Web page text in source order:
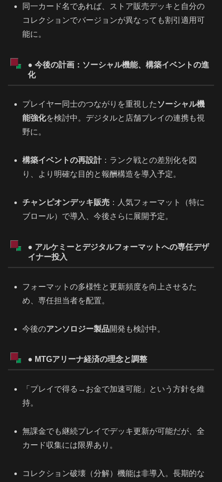
同一カード名であれば、ストア販売デッキと自分の
コレクションでバージョンが異なっても割引適用可
能に。
● 今後の計画：ソーシャル機能、構築イベントの進
化
プレイヤー同士のつながりを重視した ソーシャル機
能強化を検討中。デジタルと店舗プレイの連携も視
野に。
構築イベントの再設計：ランク戦との差別化を図
り、より明確な目的と報酬構造を導入予定。
チャンピオンデッキ販売 ：人気フォーマット（特に
ブロール）で導入、今後さらに展開予定。
● アルケミーとデジタルフォーマットへの専任デザ
イナー投入
フォーマットの多様性と更新頻度を向上させるた
め、専任担当者を配置。
今後のアンソロジー製品開発も検討中。
● MTGアリーナ経済の理念と調整
「プレイで得る→お金で加速可能」という方針を維
持。
無課金でも継続プレイでデッキ更新が可能だが、全
カード収集には限界あり。
コレクション破壊（分解）機能は非導入。長期的な